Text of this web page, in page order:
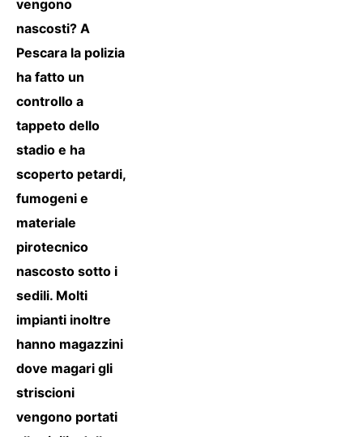
vengono
nascosti? A
Pescara la polizia
ha fatto un
controllo a
tappeto dello
stadio e ha
scoperto petardi,
fumogeni e
materiale
pirotecnico
nascosto sotto i
sedili. Molti
impianti inoltre
hanno magazzini
dove magari gli
striscioni
vengono portati